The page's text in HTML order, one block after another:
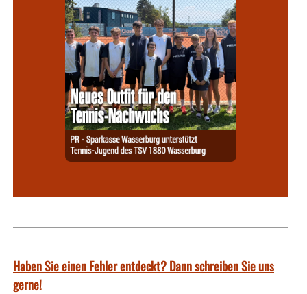
Haben Sie einen Fehler entdeckt? Dann schreiben Sie uns
gerne!